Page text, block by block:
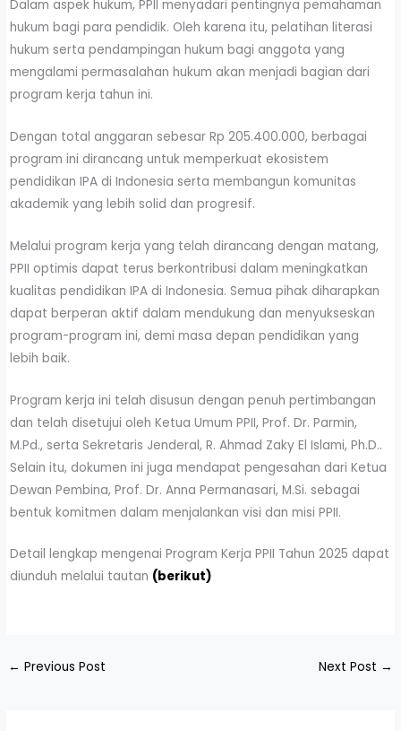
Dalam aspek hukum, PPII menyadari pentingnya pemahaman
hukum bagi para pendidik. Oleh karena itu, pelatihan literasi
hukum serta pendampingan hukum bagi anggota yang
mengalami permasalahan hukum akan menjadi bagian dari
program kerja tahun ini.
Dengan total anggaran sebesar Rp 205.400.000, berbagai
program ini dirancang untuk memperkuat ekosistem
pendidikan IPA di Indonesia serta membangun komunitas
akademik yang lebih solid dan progresif.
Melalui program kerja yang telah dirancang dengan matang,
PPII optimis dapat terus berkontribusi dalam meningkatkan
kualitas pendidikan IPA di Indonesia. Semua pihak diharapkan
dapat berperan aktif dalam mendukung dan menyukseskan
program-program ini, demi masa depan pendidikan yang
lebih baik.
Program kerja ini telah disusun dengan penuh pertimbangan
dan telah disetujui oleh Ketua Umum PPII, Prof. Dr. Parmin,
M.Pd., serta Sekretaris Jenderal, R. Ahmad Zaky El Islami, Ph.D..
Selain itu, dokumen ini juga mendapat pengesahan dari Ketua
Dewan Pembina, Prof. Dr. Anna Permanasari, M.Si. sebagai
bentuk komitmen dalam menjalankan visi dan misi PPII.
Detail lengkap mengenai Program Kerja PPII Tahun 2025 dapat
diunduh melalui tautan (berikut)
← Previous Post Next Post →